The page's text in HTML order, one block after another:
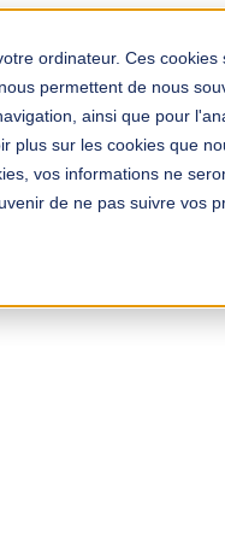
ordinateur. Ces
permettent de nous
ainsi que pour
plus sur les cookies que
vos informations ne
de ne pas suivre vos